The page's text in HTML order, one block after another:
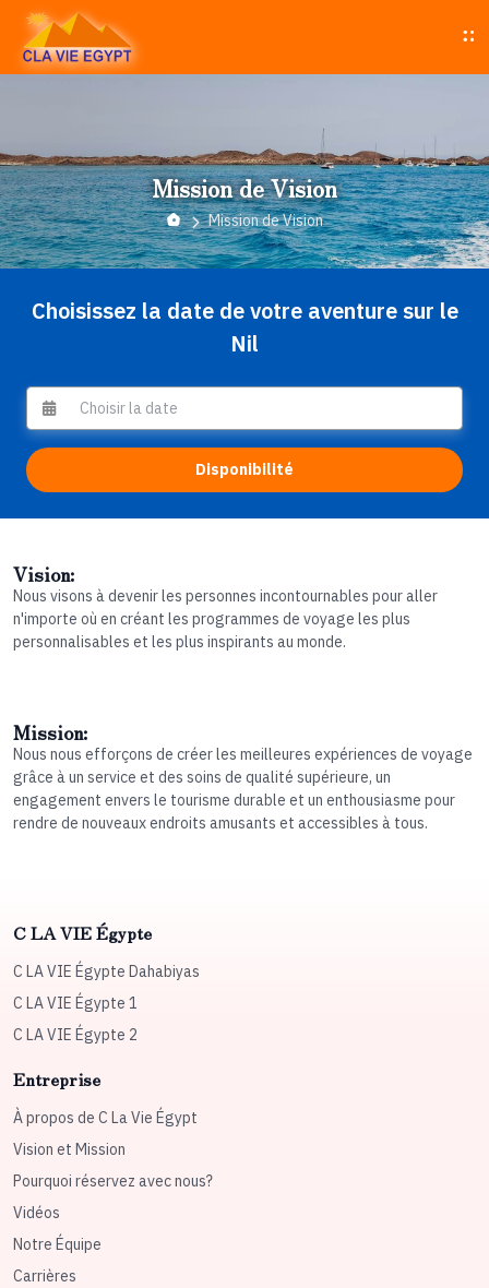
Mission de Vision
Mission de Vision
Choisissez la date de votre aventure sur le
Nil
Disponibilité
Vision:
Nous visons à devenir les personnes incontournables pour aller
n'importe où en créant les programmes de voyage les plus
personnalisables et les plus inspirants au monde.
Mission:
Nous nous efforçons de créer les meilleures expériences de voyage
grâce à un service et des soins de qualité supérieure, un
engagement envers le tourisme durable et un enthousiasme pour
rendre de nouveaux endroits amusants et accessibles à tous.
C LA VIE Égypte
C LA VIE Égypte Dahabiyas
C LA VIE Égypte 1
C LA VIE Égypte 2
Entreprise
À propos de C La Vie Égypt
Vision et Mission
Pourquoi réservez avec nous?
Vidéos
Notre Équipe
Carrières